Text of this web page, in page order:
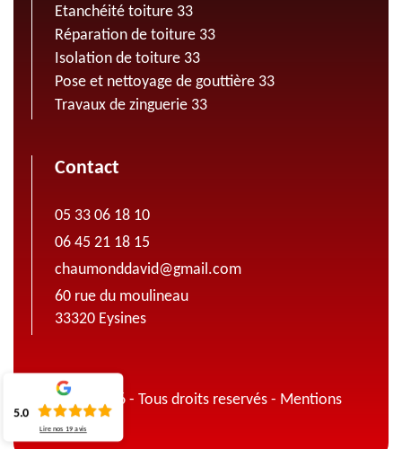
Etanchéité toiture 33
Réparation de toiture 33
Isolation de toiture 33
Pose et nettoyage de gouttière 33
Travaux de zinguerie 33
Contact
05 33 06 18 10
06 45 21 18 15
chaumonddavid@gmail.com
60 rue du moulineau
33320 Eysines
© 2022 - 2026 - Tous droits reservés - Mentions
légales
5.0
Lire nos 19 avis